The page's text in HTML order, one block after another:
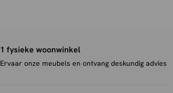
1 fysieke woonwinkel
Ervaar onze meubels en ontvang deskundig advies